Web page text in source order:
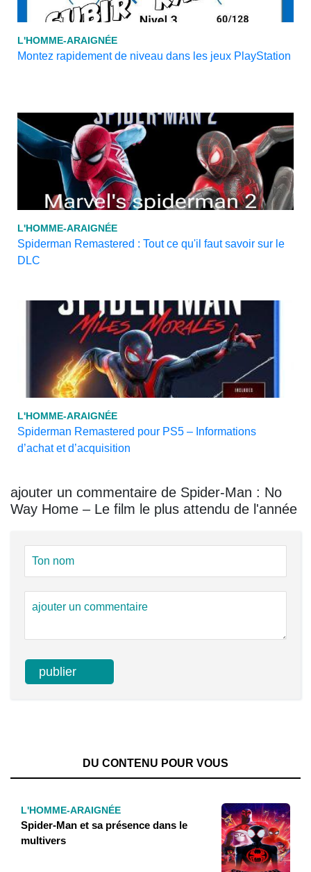
L'HOMME-ARAIGNÉE
Montez rapidement de niveau dans les jeux PlayStation
L'HOMME-ARAIGNÉE
Spiderman Remastered : Tout ce qu'il faut savoir sur le
DLC
L'HOMME-ARAIGNÉE
Spiderman Remastered pour PS5 – Informations
d’achat et d’acquisition
ajouter un commentaire de Spider-Man : No
Way Home – Le film le plus attendu de l'année
DU CONTENU POUR VOUS
L'HOMME-ARAIGNÉE
Spider-Man et sa présence dans le
multivers